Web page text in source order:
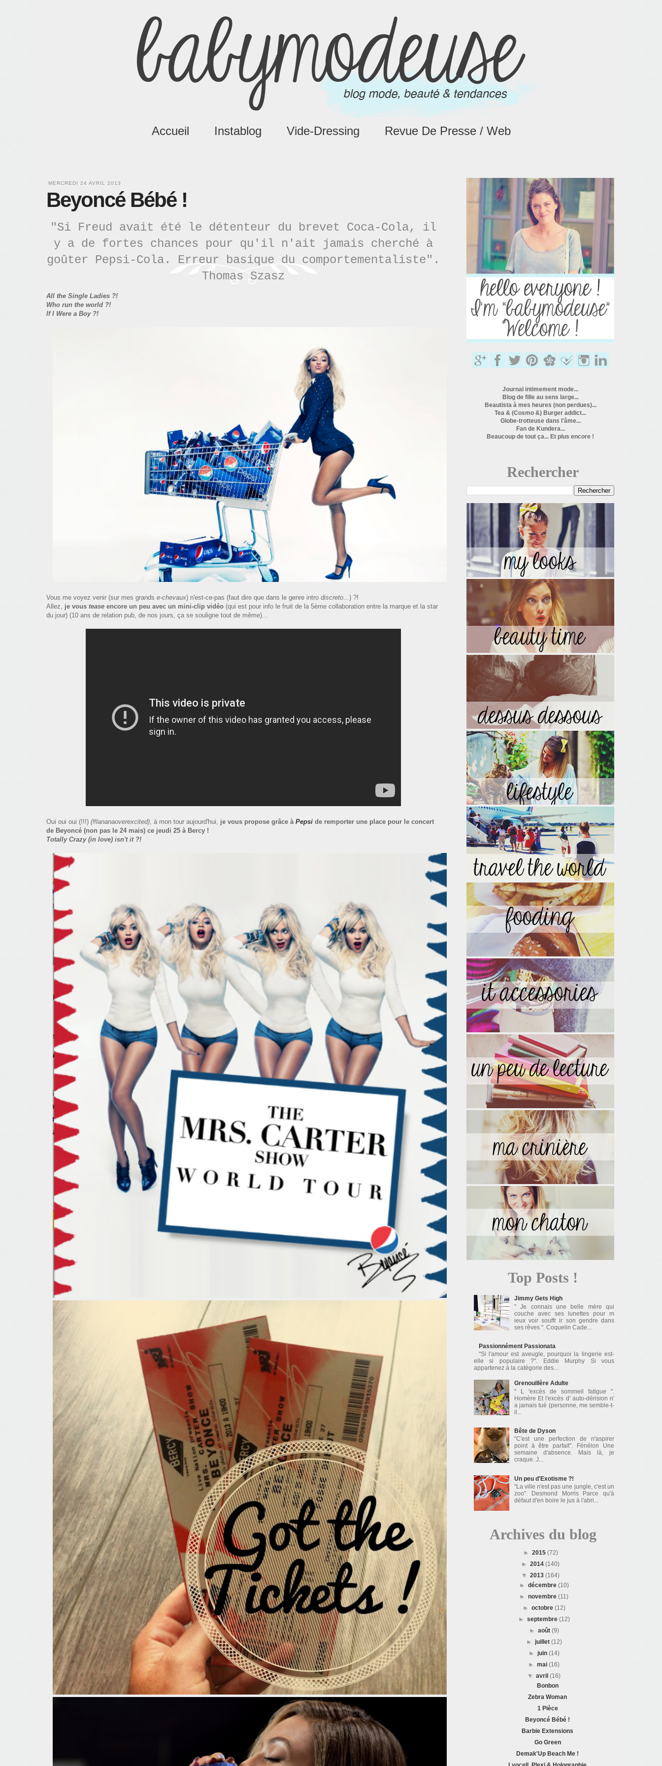
Accueil Instablog Vide-Dressing Revue De Presse / Web
MERCREDI 24 AVRIL 2013
Beyoncé Bébé !
"Si Freud avait été le détenteur du brevet Coca-Cola, il
y a de fortes chances pour qu'il n'ait jamais cherché à
goûter Pepsi-Cola. Erreur basique du comportementaliste".
Thomas Szasz
All the Single Ladies ?!
Who run the world ?!
If I Were a Boy ?!
Vous me voyez venir (sur mes grands e-chevaux) n'est-ce-pas (faut dire que dans le genre intro discreto...) ?!
Allez, je vous tease encore un peu avec un mini-clip vidéo (qui est pour info le fruit de la 5ème collaboration entre la marque et la star
du jour) (10 ans de relation pub, de nos jours, ça se souligne tout de même)...
Oui oui oui (!!!) (#lananaoverexcited), à mon tour aujourd'hui, je vous propose grâce à Pepsi de remporter une place pour le concert
de Beyoncé (non pas le 24 mais) ce jeudi 25 à Bercy !
Totally Crazy (in love) isn't it ?!
Journal intimement mode...
Blog de fille au sens large...
Beautista à mes heures (non perdues)...
Tea & (Cosmo &) Burger addict...
Globe-trotteuse dans l'âme...
Fan de Kundera...
Beaucoup de tout ça... Et plus encore !
Rechercher
Top Posts !
Jimmy Gets High
" Je connais une belle mère qui
couche avec ses lunettes pour m
ieux voir souffr ir son gendre dans
ses rêves ". Coquelin Cade...
Passionnément Passionata
"Si l'amour est aveugle, pourquoi la lingerie est-
elle si populaire ?". Eddie Murphy Si vous
appartenez à la catégorie des...
Grenouillère Adulte
" L 'excès de sommeil fatigue ".
Homère Et l'excès d' auto-dérision n'
a jamais tué (personne, me semble-t-
il...
Bête de Dyson
"C'est une perfection de n'aspirer
point à être parfait". Fénélon Une
semaine d'absence. Mais là, je
craque. J...
Un peu d'Exotisme ?!
"La ville n'est pas une jungle, c'est un
zoo". Desmond Morris Parce qu'à
défaut d'en boire le jus à l'abri...
Archives du blog
► 2015 (72)
► 2014 (140)
▼ 2013 (164)
► décembre (10)
►novembre(11)
► octobre (12)
► septembre (12)
► août (9)
► juillet (12)
► juin (14)
►mai(16)
▼avril(16)
Bonbon
Zebra Woman
1 Pièce
Beyoncé Bébé !
Barbie Extensions
Go Green
Demak'Up Beach Me !